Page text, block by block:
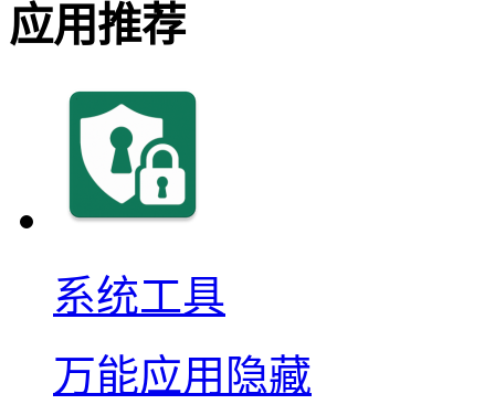
应用推荐
系统工具
万能应用隐藏